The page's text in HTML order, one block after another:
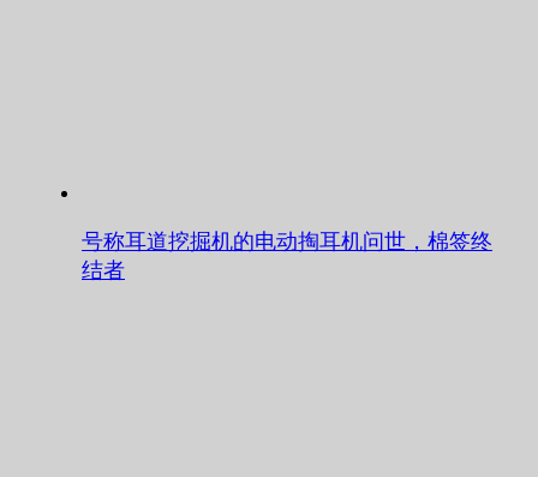
号称耳道挖掘机的电动掏耳机问世，棉签终
结者